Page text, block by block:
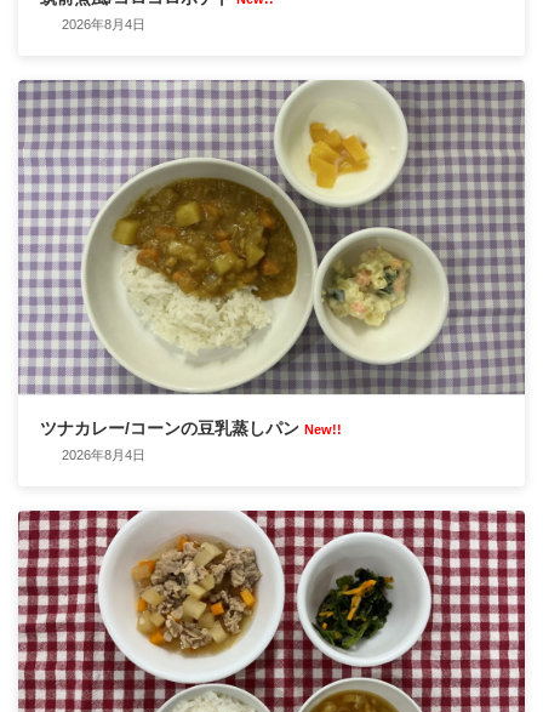
2026年8月4日
ツナカレー/コーンの豆乳蒸しパン New!!
2026年8月4日